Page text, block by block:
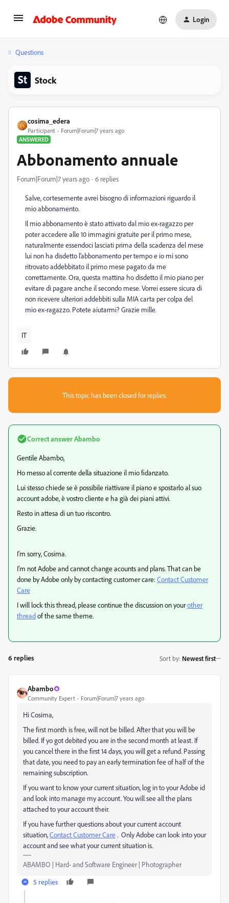
Login
Questions
Stock
cosima_edera
Participant
Forum|Forum|7 years ago
ANSWERED
Abbonamento annuale
Forum|Forum|7 years ago 6 replies
Salve, cortesemente avrei bisogno di informazioni riguardo il
mio abbonamento.
Il mio abbonamento è stato attivato dal mio ex-ragazzo per
poter accedere alle 10 immagini gratuite per il primo mese,
naturalmente essendoci lasciati prima della scadenza del mese
lui non ha disdetto l’abbonamento per tempo e io mi sono
ritrovato addebbitato il primo mese pagato da me
correttamente. Ora, questa mattina ho disdetto il mio piano per
evitare di pagare anche il secondo mese. Vorrei essere sicura di
non ricevere ulteriori addebbiti sulla MIA carta per colpa del
mio ex-ragazzo. Potete aiutarmi? Grazie mille.
IT
This topic has been closed for replies.
Correct answerAbambo
Gentile Abambo,
Ho messo al corrente della situazione il mio fidanzato.
Lui stesso chiede se è possibile riattivare il piano e spostarlo al suo
account adobe, è vostro cliente e ha già dei piani attivi.
Resto in attesa di un tuo riscontro.
Grazie.
I’m sorry, Cosima.
I’m not Adobe and cannot change acounts and plans. That can be
done by Adobe only by contacting customer care:Contact Customer
Care
I will lock this thread, please continue the discussion on yourother
threadof the same theme.
6 replies Sort by: Newest first
Abambo
Community Expert Forum|Forum|7 years ago
Hi Cosima,
The first month is free, will not be billed. After that you will be
billed. If yo got debited you are in the second month at least. If
you cancel there in the first 14 days, you will get a refund. Passing
that date, you need to pay an early termination fee of half of the
remaining subscription.
If you want to know your current situation, log in to your Adobe id
and look into manage my account. You will see all the plans
attached to your account their.
If you have further questions about your current account
situation,Contact Customer Care. Only Adobe can look into your
account and see what your current situation is.
ABAMBO | Hard- and Software Engineer | Photographer
5 replies